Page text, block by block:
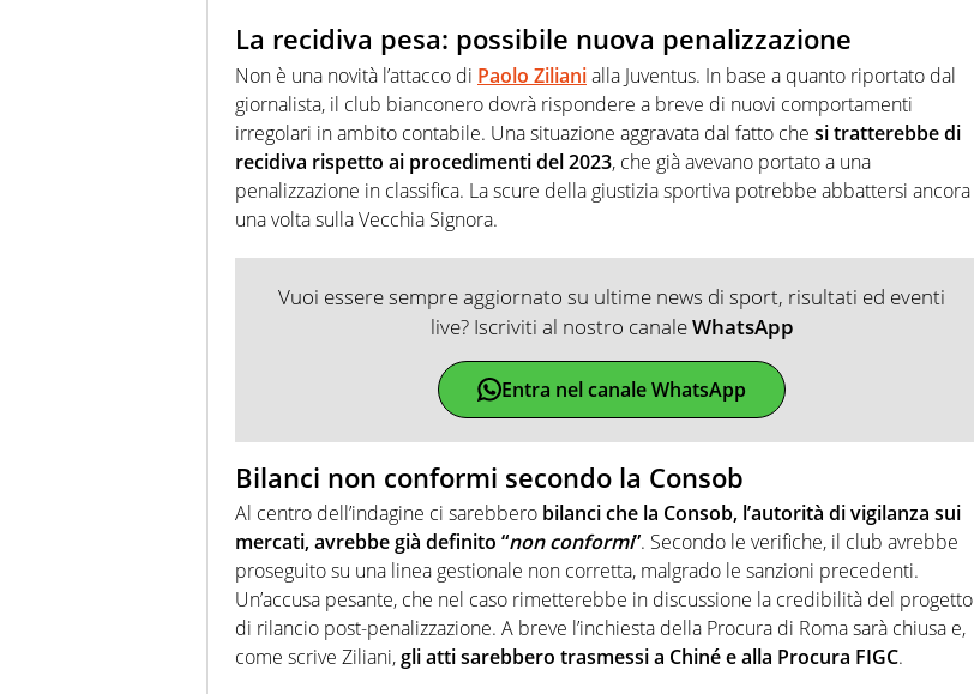
La recidiva pesa: possibile nuova penalizzazione
Non è una novità l’attacco di Paolo Zilianialla Juventus. In base a quanto riportato dal
giornalista, il club bianconero dovrà rispondere a breve di nuovi comportamenti
irregolari in ambito contabile. Una situazione aggravata dal fatto che si tratterebbe di
recidiva rispetto ai procedimenti del 2023, che già avevano portato a una
penalizzazione in classifica. La scure della giustizia sportiva potrebbe abbattersi ancora
una volta sulla Vecchia Signora.
Vuoi essere sempre aggiornato su ultime news di sport, risultati ed eventi
live? Iscriviti al nostro canaleWhatsApp
Entra nel canale WhatsApp
Bilanci non conformi secondo la Consob
Al centro dell’indagine ci sarebbero bilanci che la Consob, l’autorità di vigilanza sui
mercati, avrebbe già definito “non conformi”. Secondo le verifiche, il club avrebbe
proseguito su una linea gestionale non corretta, malgrado le sanzioni precedenti.
Un’accusa pesante, che nel caso rimetterebbe in discussione la credibilità del progetto
di rilancio post-penalizzazione. A breve l’inchiesta della Procura di Roma sarà chiusa e,
come scrive Ziliani,gli atti sarebbero trasmessi a Chiné e alla Procura FIGC.